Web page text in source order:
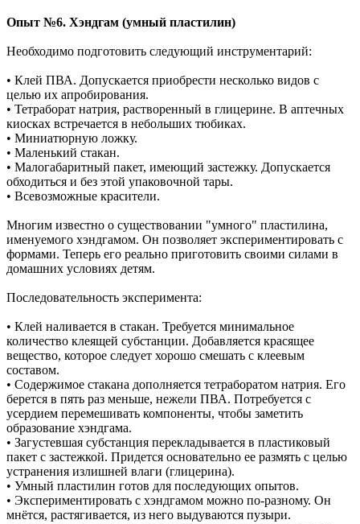
Опыт №6. Хэндгам (умный пластилин)
Необходимо подготовить следующий инструментарий:
• Клей ПВА. Допускается приобрести несколько видов с
целью их апробирования.
• Тетраборат натрия, растворенный в глицерине. В аптечных
киосках встречается в небольших тюбиках.
• Миниатюрную ложку.
• Маленький стакан.
• Малогабаритный пакет, имеющий застежку. Допускается
обходиться и без этой упаковочной тары.
• Всевозможные красители.
Многим известно о существовании "умного" пластилина,
именуемого хэндгамом. Он позволяет экспериментировать с
формами. Теперь его реально приготовить своими силами в
домашних условиях детям.
Последовательность эксперимента:
• Клей наливается в стакан. Требуется минимальное
количество клеящей субстанции. Добавляется красящее
вещество, которое следует хорошо смешать с клеевым
составом.
• Содержимое стакана дополняется тетраборатом натрия. Его
берется в пять раз меньше, нежели ПВА. Потребуется с
усердием перемешивать компоненты, чтобы заметить
образование хэндгама.
• Загустевшая субстанция перекладывается в пластиковый
пакет с застежкой. Придется основательно ее размять с целью
устранения излишней влаги (глицерина).
• Умный пластилин готов для последующих опытов.
• Экспериментировать с хэндгамом можно по-разному. Он
мнётся, растягивается, из него выдуваются пузыри.